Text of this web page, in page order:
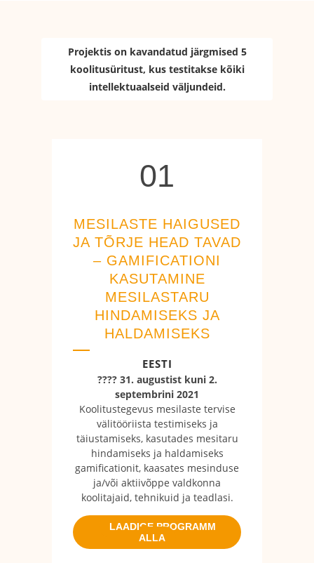
Projektis on kavandatud järgmised 5
koolitusüritust, kus testitakse kõiki
intellektuaalseid väljundeid.
01
MESILASTE HAIGUSED
JA TÕRJE HEAD TAVAD
– GAMIFICATIONI
KASUTAMINE
MESILASTARU
HINDAMISEKS JA
HALDAMISEKS
EESTI
???? 31. augustist kuni 2.
septembrini 2021
Koolitustegevus mesilaste tervise
välitööriista testimiseks ja
täiustamiseks, kasutades mesitaru
hindamiseks ja haldamiseks
gamificationit, kaasates mesinduse
ja/või aktiivõppe valdkonna
koolitajaid, tehnikuid ja teadlasi.
LAADIGE PROGRAMM
ALLA